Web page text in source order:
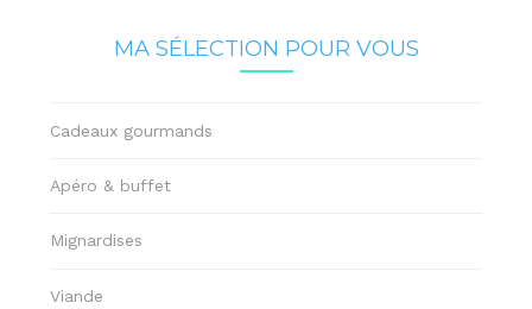
MA SÉLECTION POUR VOUS
Cadeaux gourmands
Apéro & buffet
Mignardises
Viande